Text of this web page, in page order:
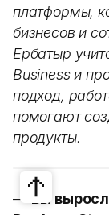
платформы,
бизнесов и
Ербатыр
Business и
подход,
помогают
продукты.
—
Вы